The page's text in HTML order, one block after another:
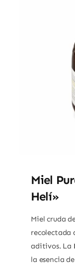
Miel
Helí»
Miel cruda
recolectada
aditivos. La
la esencia